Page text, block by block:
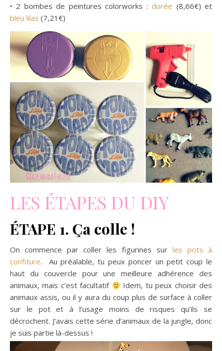
• 2 bombes de peintures colorworks :dorée (8,66€) et
bleu lilas (7,21€)
LES ÉTAPES DU DIY
ÉTAPE 1. Ça colle !
On commence par coller les figurines sur les pots à
confiture. Au préalable, tu peux poncer un petit coup le
haut du couvercle pour une meilleure adhérence des
animaux, mais c’est facultatif
Idem, tu peux choisir des
animaux assis, ou il y aura du coup plus de surface à coller
sur le pot et à l’usage moins de risques qu’ils se
décrochent. J’avais cette série d’animaux de la jungle, donc
je suis partie là-dessus !